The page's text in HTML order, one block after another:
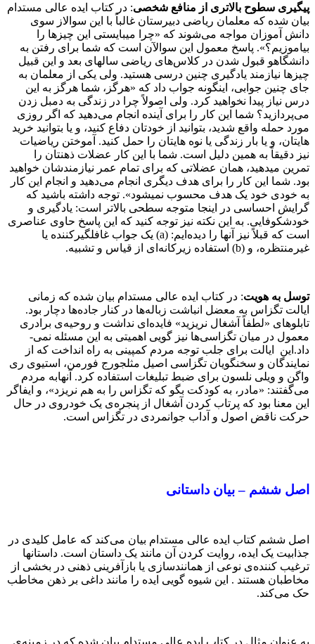
پیگیری سطوح بالاتری از منافع شخصی: در کتاب ایده عالی مستدام
بیان شده که معلمان ریاضی دبیرستان غالباً با این سوالاز سوی
دانش ­آموزان مواجه می­‌شوند که «چرا می­بایستی این چیزها را
بیاموزیم؟». پاسخ معمول این سوالآن است که شما برای رفتن به
دانشگاهو قبول شدن در کلاس­‌های ریاضی سال­های بعد و این قبیل
چیزها نیازمند یادگیری چنین درسی هستید. ولی یکی از معلمان به
جای چنین جوابی، اینگونه جواب داد که «هرگز، شما هرگز به این
درس نیاز پیدا نخواهید کرد. ولی اصولاً چرا در زندگی به دمبل زدن
می­‌پردازید؟ شما این کار را برای آینده انجام می‌­دهید که اگر روزی
مورد حمله واقع شدید، بتوانید از خودتان دفاع کنید، و یا بتوانید خرید
هایتان، و یا بار زندگی یا نوه­‌ هایتان را حمل کنید. آموختن ریاضیات
نیز دقیقاً به همین دلیل است. شما با این کار عضلات ذهن­تان را
تمرین می­دهید، همان عضلاتی که برای تمام عمر نیازمندشان خواهید
بود. شما این کار را برای هدف دیگری انجام می‌­دهید و انجام این کار
به خودی خود یک هدف محسوب نمی­شود». توجه داشته باشید که
گرایش احساسی در اینجا متوجه سطحی بالاتر است: یادگیری و
خودشکوفایی. به این نکته نیز توجه کنید که این پاسخ حاوی عناصری
است که قبلاً نیز آن­ها را دیده­‌ایم: (a) یک جواب غافلگیرکننده یا
غیرمنتظره، و (b) استفاده­ زیرکانه‌ای از قیاس و تشبیه.
توسل به هویت: در کتاب ایده عالی مستدام بیان شده که زمانی
ایالت تگزاس به معضل انباشت زباله­‌ها در کنار جاده‌­ها دچار بود.
تابلوهای «لطفاً آشغال نریزید» فایده‌ای نداشت و روحیه­‌ی برادری
معمول در میان تگزاسی­‌ها نیز گویی اهمیتی به این مسئله نمی‌­
داد.این ایالت برای جلب توجه مردم کمپینی به راه انداخت که از
نمایندگان و سخنگویان تگزاسی ­اصیل مثلجورج فورمن، استیوی ری
واگن و ویلی نلسون برای ضبط تبلیغات استفاده کرد. آنهابه مردم
می­‌گفتند: «مادر، به کودکت بگو که تگزاس را به هم نریزد»، و ایفاگر
این معنا بود که پرتاب کردن آشغال از پنجره‌ی یک خودروی در حال
حرکت ناقض اصول و آداب جوانمردی در تگزاس است.
اصل ششم – بیان داستانی
اصل ششم کتاب ایده عالی مستدام بیان می‌کند که عامل کلیدی در
جذابیت یک ایده، روایت کردن آن مانند یک داستان است. داستان­ها
ترغیب کننده­‌ی نوعی از همانندسازی یا بازآفرینی ذهنی در بخشی از
مخاطبان هستند . این شیوه گویی ایده را مانند داغی بر ذهن مخاطب
حک می­‌کند.
به عنوان مثال در کتاب ایده عالی مستدام بیان شده که در زمینه­‌ی